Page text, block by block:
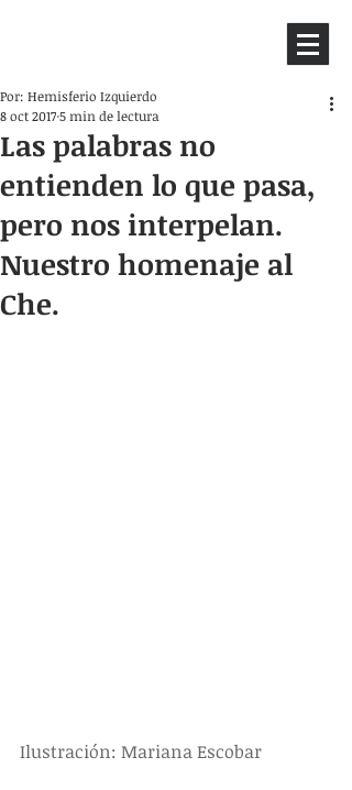
Las palabras no
entienden lo que pasa,
pero nos interpelan.
Nuestro homenaje al
Che.
Por: Hemisferio Izquierdo
8 oct 20175 min de lectura
Ilustración: Mariana Escobar